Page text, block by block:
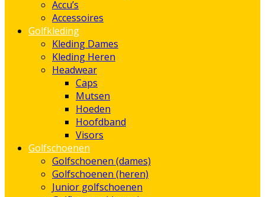
Accu’s
Accessoires
Golfkleding
Kleding Dames
Kleding Heren
Headwear
Caps
Mutsen
Hoeden
Hoofdband
Visors
Golfschoenen
Golfschoenen (dames)
Golfschoenen (heren)
Junior golfschoenen